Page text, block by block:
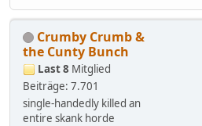
Crumby Crumb &
the Cunty Bunch
Last 8 Mitglied
Beiträge: 7.701
single-handedly killed an
entire skank horde